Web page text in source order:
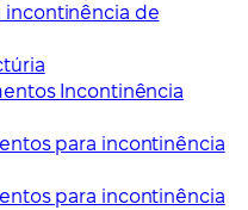
incontinência de
Incontinência
para incontinência
para incontinência